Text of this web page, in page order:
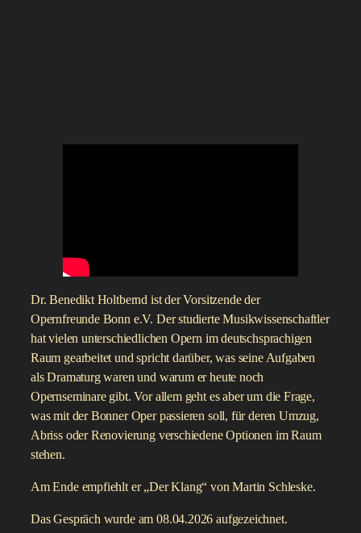
Dr. Benedikt Holtbernd ist der Vorsitzende der
Opernfreunde Bonn e.V. Der studierte Musikwissenschaftler
hat vielen unterschiedlichen Opern im deutschsprachigen
Raum gearbeitet und spricht darüber, was seine Aufgaben
als Dramaturg waren und warum er heute noch
Opernseminare gibt. Vor allem geht es aber um die Frage,
was mit der Bonner Oper passieren soll, für deren Umzug,
Abriss oder Renovierung verschiedene Optionen im Raum
stehen.
Am Ende empfiehlt er „Der Klang“ von Martin Schleske.
Das Gespräch wurde am 08.04.2026 aufgezeichnet.